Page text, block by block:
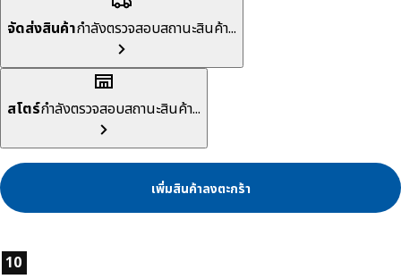
จัดส่งสินค้ากำลังตรวจสอบสถานะสินค้า...
สโตร์กำลังตรวจสอบสถานะสินค้า...
เพิ่มสินค้าลงตะกร้า
ลักษณะสินค้า
10